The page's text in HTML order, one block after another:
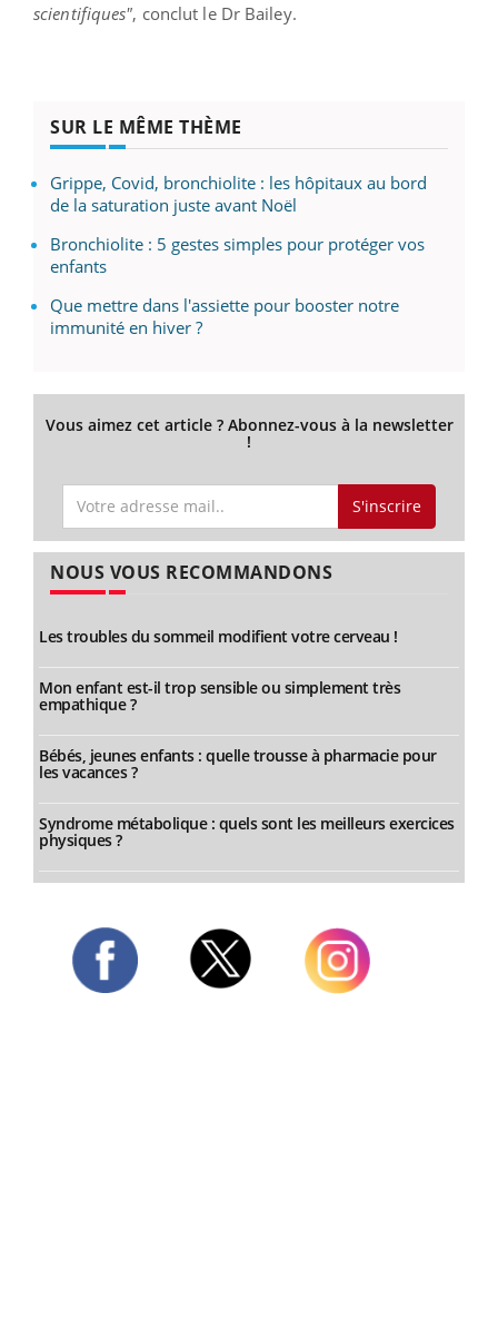
scientifiques", conclut le Dr Bailey.
SUR LE MÊME THÈME
Grippe, Covid, bronchiolite : les hôpitaux au bord
de la saturation juste avant Noël
Bronchiolite : 5 gestes simples pour protéger vos
enfants
Que mettre dans l'assiette pour booster notre
immunité en hiver ?
Vous aimez cet article ? Abonnez-vous à la newsletter
!
S'inscrire
NOUS VOUS RECOMMANDONS
Les troubles du sommeil modifient votre cerveau !
Mon enfant est-il trop sensible ou simplement très
empathique ?
Bébés, jeunes enfants : quelle trousse à pharmacie pour
les vacances ?
Syndrome métabolique : quels sont les meilleurs exercices
physiques ?